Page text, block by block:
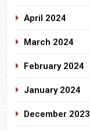
April 2024
March 2024
February 2024
January 2024
December 2023